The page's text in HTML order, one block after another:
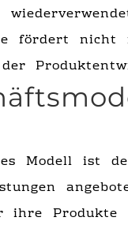
fördert nicht
Modell ist
ihre Produkte